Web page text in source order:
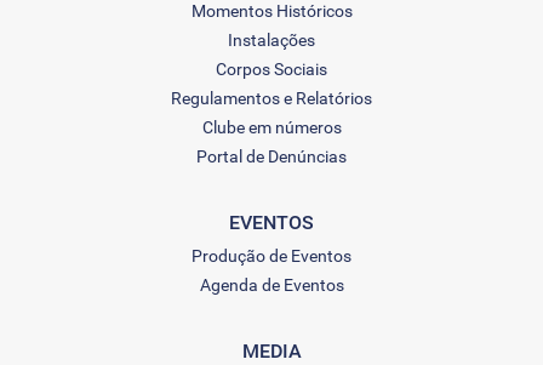
Momentos Históricos
Instalações
Corpos Sociais
Regulamentos e Relatórios
Clube em números
Portal de Denúncias
EVENTOS
Produção de Eventos
Agenda de Eventos
MEDIA